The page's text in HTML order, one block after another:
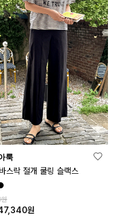
룩
스락 절개 쿨링 슬랙스
원